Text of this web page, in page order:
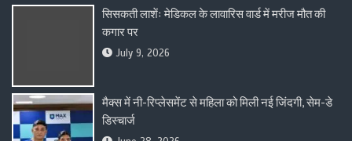
सिसकती लाशेंः मेडिकल के लावारिस वार्ड में मरीज मौत की
कगार पर
July 9, 2026
मैक्स में नी-रिप्लेसमेंट से महिला को मिली नई जिंदगी, सेम-डे
डिस्चार्ज